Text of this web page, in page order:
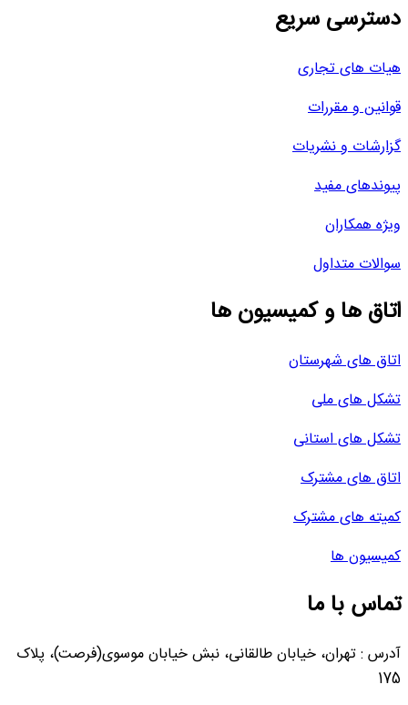
دسترسی سریع
هیات های تجاری
قوانین و مقررات
گزارشات و نشریات
پیوندهای مفید
ویژه همکاران
سوالات متداول
اتاق ها و کمیسیون ها
اتاق های شهرستان
تشکل های ملی
تشکل های استانی
اتاق های مشترک
کمیته های مشترک
کمیسیون ها
تماس با ما
آدرس : تهران، خیابان طالقانی، نبش خیابان موسوی(فرصت)، پلاک
175